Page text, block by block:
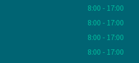
8:00 - 17:00
8:00 - 17:00
8:00 - 17:00
8:00 - 17:00